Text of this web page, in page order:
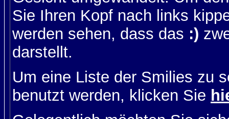
Sie Ihren Kopf nach links
werden sehen, dass das :)
darstellt.
Um eine Liste der Smilies zu
benutzt werden, klicken Sie